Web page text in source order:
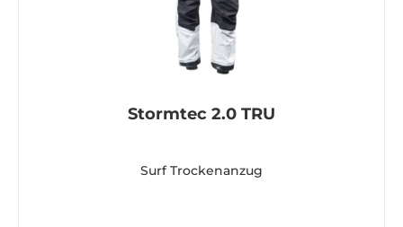
Stormtec 2.0 TRU
Surf Trockenanzug